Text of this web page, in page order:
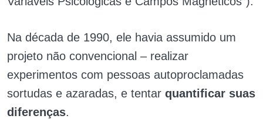
Na década de 1990, ele havia assumido um
projeto não convencional – realizar
experimentos com pessoas autoproclamadas
sortudas e azaradas, e tentar quantificar suas
diferenças.